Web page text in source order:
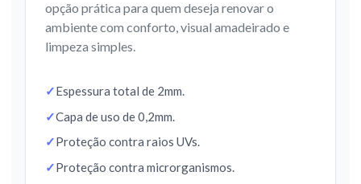
opção prática para quem deseja renovar o
ambiente com conforto, visual amadeirado e
limpeza simples.
Espessura total de 2mm.
Capa de uso de 0,2mm.
Proteção contra raios UVs.
Proteção contra microrganismos.